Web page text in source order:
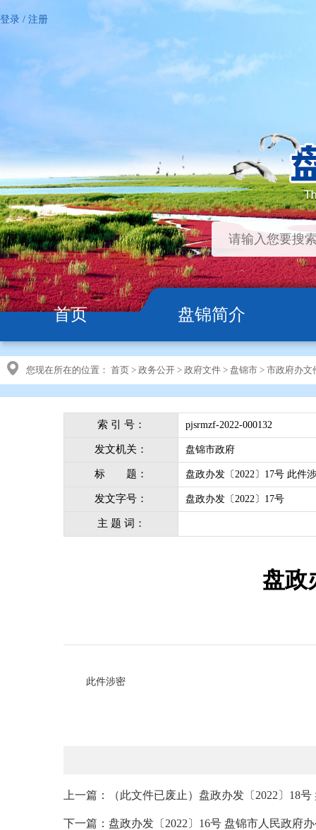
登录 / 注册
首页 盘锦简介
您现在所在的位置： 首页 > 政务公开 > 政府文件 > 盘锦市 > 市政府办文
索 引 号： pjsrmzf-2022-000132
发文机关： 盘锦市政府
标 题： 盘政办发〔2022〕17号 此件
发文字号： 盘政办发〔2022〕17号
主 题 词：
盘政
此件涉密
上一篇：（此文件已废止）盘政办发〔2022〕18
下一篇：盘政办发〔2022〕16号 盘锦市人民政府